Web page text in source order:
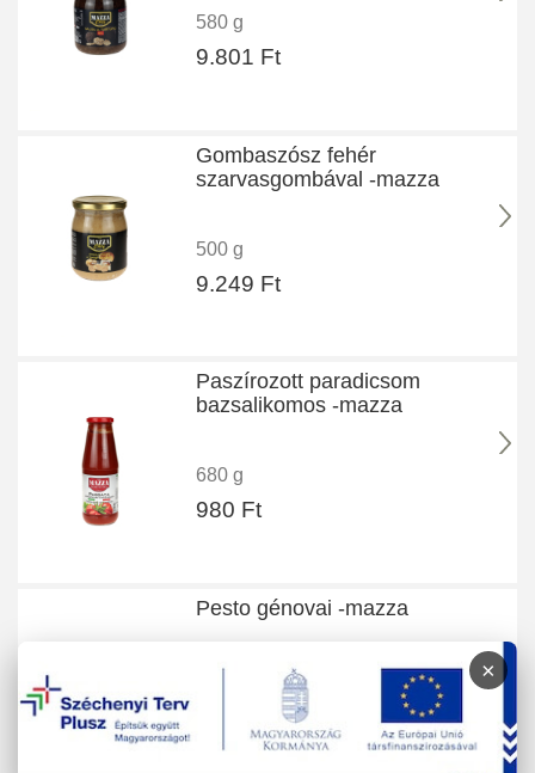
580 g
9.801 Ft
Gombaszósz fehér
szarvasgombával -mazza
500 g
9.249 Ft
Paszírozott paradicsom
bazsalikomos -mazza
680 g
980 Ft
Pesto génovai -mazza
1.789 Ft
×